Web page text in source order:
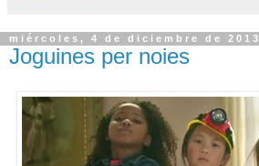
miércoles, 4 de diciembre de 2013
Joguines per noies